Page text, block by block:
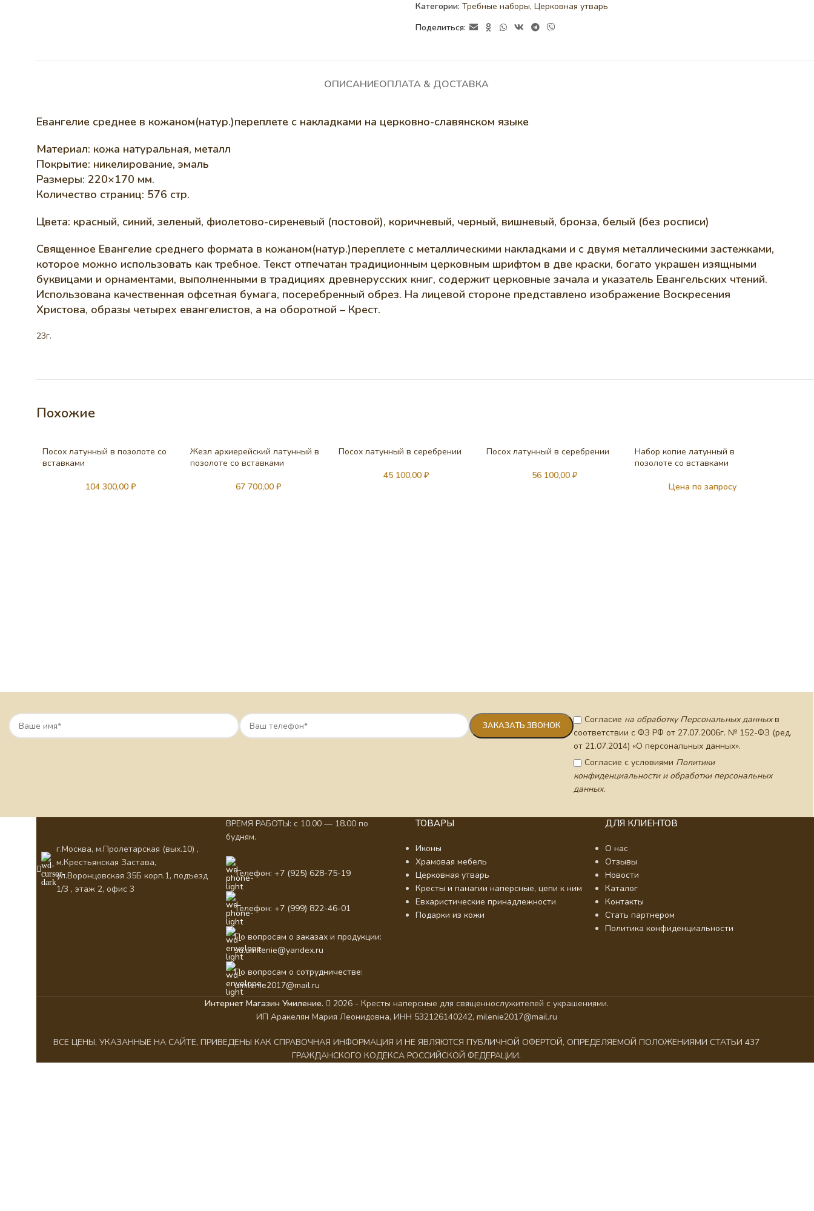
Категории: Требные наборы, Церковная утварь
Поделиться:
ОПИСАНИЕОПЛАТА & ДОСТАВКА
Евангелие среднее в кожаном(натур.)переплете с накладками на церковно-славянском языке
Материал: кожа натуральная, металл
Покрытие: никелирование, эмаль
Размеры: 220×170 мм.
Количество страниц: 576 стр.
Цвета: красный, синий, зеленый, фиолетово-сиреневый (постовой), коричневый, черный, вишневый, бронза, белый (без росписи)
Священное Евангелие среднего формата в кожаном(натур.)переплете с металлическими накладками и с двумя металлическими застежками,
которое можно использовать как требное. Текст отпечатан традиционным церковным шрифтом в две краски, богато украшен изящными
буквицами и орнаментами, выполненными в традицияx древнерусскиx книг, содержит церковные зачала и указатель Евангельских чтений.
Использована качественная офсетная бумага, посеребренный обрез. На лицевой стороне представлено изображение Воскресения
Христова, образы четырех евангелистов, а на оборотной – Крест.
23г.
Похожие
Посох латунный в позолоте со
вставками
104 300,00 ₽
Жезл архиерейский латунный в
позолоте со вставками
67 700,00₽
Посох латунный в серебрении
45 100,00₽
Посох латунный в серебрении
56 100,00 ₽
Набор копие латунный в
позолоте со вставками
Цена по запросу
Согласие на обработку Персональных данныхв
соответствии с ФЗ РФ от 27.07.2006г. № 152-ФЗ (ред.
от 21.07.2014) «О персональных данных».
Согласие с условиями Политики
конфиденциальности и обработки персональных
данных.
г.Москва, м.Пролетарская (вых.10) ,
м.Крестьянская Застава,
ул.Воронцовская 35Б корп.1, подъезд
1/3 , этаж 2, офис 3
ВРЕМЯ РАБОТЫ: с 10.00 — 18.00 по
будням.
Телефон: +7 (925) 628-75-19
Телефон: +7 (999) 822-46-01
По вопросам о заказах и продукции:
su.umilenie@yandex.ru
По вопросам о сотрудничестве:
umilenie2017@mail.ru
ТОВАРЫ
Иконы
Храмовая мебель
Церковная утварь
Кресты и панагии наперсные, цепи к ним
Евхаристические принадлежности
Подарки из кожи
ДЛЯ КЛИЕНТОВ
О нас
Отзывы
Новости
Каталог
Контакты
Стать партнером
Политика конфиденциальности
Интернет Магазин Умиление.
2026 - Кресты наперсные для священнослужителей с украшениями.
ИП Аракелян Мария Леонидовна, ИНН 532126140242, milenie2017@mail.ru
ВСЕ ЦЕНЫ, УКАЗАННЫЕ НА САЙТЕ, ПРИВЕДЕНЫ КАК СПРАВОЧНАЯ ИНФОРМАЦИЯ И НЕ ЯВЛЯЮТСЯ ПУБЛИЧНОЙ ОФЕРТОЙ, ОПРЕДЕЛЯЕМОЙ ПОЛОЖЕНИЯМИ СТАТЬИ 437
ГРАЖДАНСКОГО КОДЕКСА РОССИЙСКОЙ ФЕДЕРАЦИИ.